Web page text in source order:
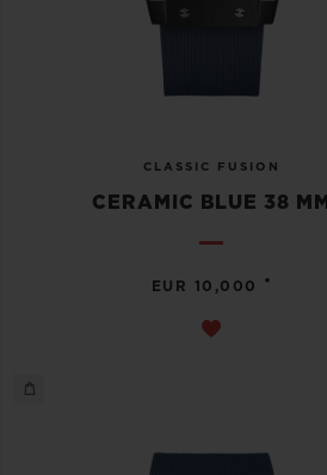
CLASSIC FUSION
CERAMIC BLUE 38 MM
EUR 10,000 •